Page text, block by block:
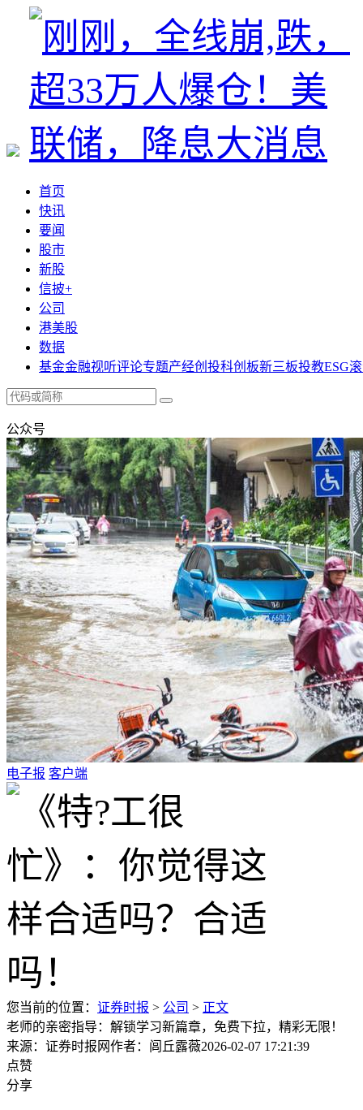
首页
快讯
要闻
股市
新股
信披+
公司
港美股
数据
基金金融视听评论专题产经创投科创板新三板投教ESG
公众号
电子报 客户端
您当前的位置： 证券时报 > 公司 > 正文
老师的亲密指导：解锁学习新篇章，免费下拉，精彩无限！
来源：证券时报网作者：闾丘露薇2026-02-07 17:21:39
点赞
分享